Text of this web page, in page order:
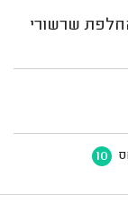
שרשורי
10